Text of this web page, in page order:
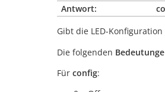
Antwort:
Gibt die LED-
Die folgenden
Für config: